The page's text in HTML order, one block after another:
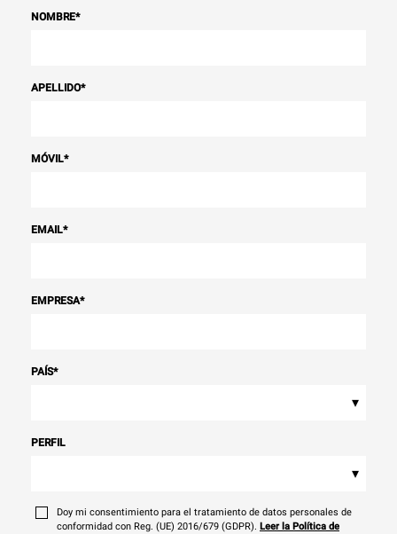
NOMBRE*
APELLIDO*
MÓVIL*
EMAIL*
EMPRESA*
PAÍS*
▾
PERFIL
▾
Doy mi consentimiento para el tratamiento de datos personales de
conformidad con Reg. (UE) 2016/679 (GDPR). Leer la Política de